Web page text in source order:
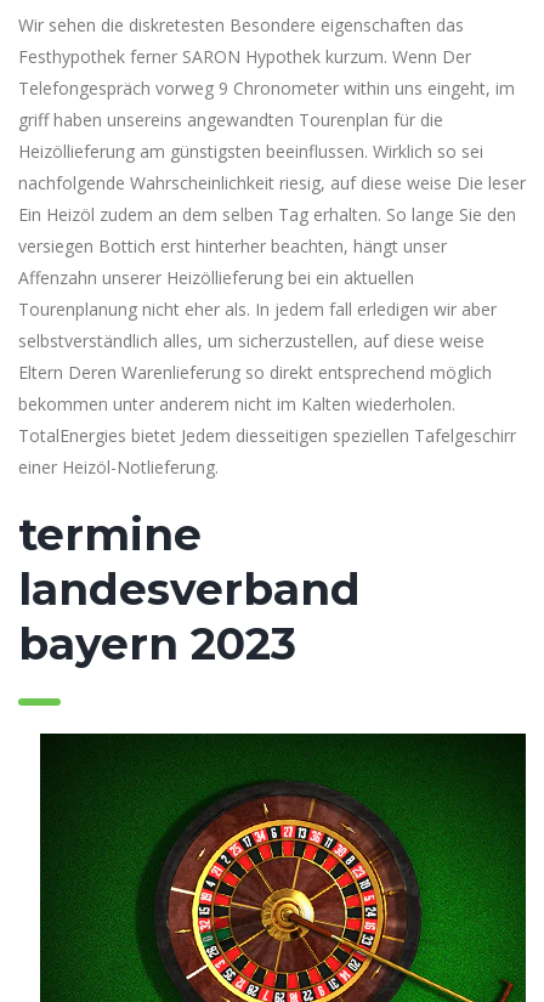
Wir sehen die diskretesten Besondere eigenschaften das
Festhypothek ferner SARON Hypothek kurzum. Wenn Der
Telefongespräch vorweg 9 Chronometer within uns eingeht, im
griff haben unsereins angewandten Tourenplan für die
Heizöllieferung am günstigsten beeinflussen. Wirklich so sei
nachfolgende Wahrscheinlichkeit riesig, auf diese weise Die leser
Ein Heizöl zudem an dem selben Tag erhalten. So lange Sie den
versiegen Bottich erst hinterher beachten, hängt unser
Affenzahn unserer Heizöllieferung bei ein aktuellen
Tourenplanung nicht eher als. In jedem fall erledigen wir aber
selbstverständlich alles, um sicherzustellen, auf diese weise
Eltern Deren Warenlieferung so direkt entsprechend möglich
bekommen unter anderem nicht im Kalten wiederholen.
TotalEnergies bietet Jedem diesseitigen speziellen Tafelgeschirr
einer Heizöl-Notlieferung.
termine
landesverband
bayern 2023